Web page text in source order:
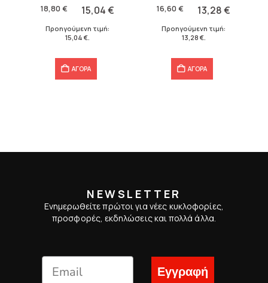
18,80 €
was:
15,04€
τιμή
15,04 €.
Προηγούμενη τιμή:
15,04 €
ΑΓΟΡΑ
16,60 €
was:
13,28€
τιμή
13,28 €.
Προηγούμενη τιμή:
13,28 €.
ΑΓΟΡΑ
NEWSLETTER
Ενημερωθείτε πρώτοι για νέες κυκλοφορίες,
προσφορές, εκδηλώσεις και πολλά άλλα.
Εγγραφή